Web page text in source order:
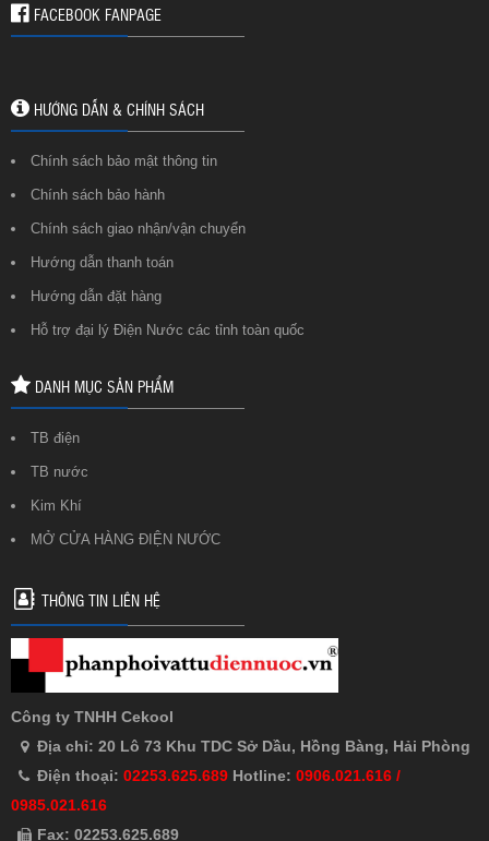
FACEBOOK FANPAGE
HƯỚNG DẪN & CHÍNH SÁCH
Chính sách bảo mật thông tin
Chính sách bảo hành
Chính sách giao nhận/vận chuyển
Hướng dẫn thanh toán
Hướng dẫn đặt hàng
Hỗ trợ đại lý Điện Nước các tỉnh toàn quốc
DANH MỤC SẢN PHẨM
TB điện
TB nước
Kim Khí
MỞ CỬA HÀNG ĐIỆN NƯỚC
THÔNG TIN LIÊN HỆ
Công ty TNHH Cekool
Địa chỉ: 20 Lô 73 Khu TDC Sở Dầu, Hồng Bàng, Hải Phòng
Điện thoại: 02253.625.689 Hotline: 0906.021.616 /
0985.021.616
Fax: 02253.625.689